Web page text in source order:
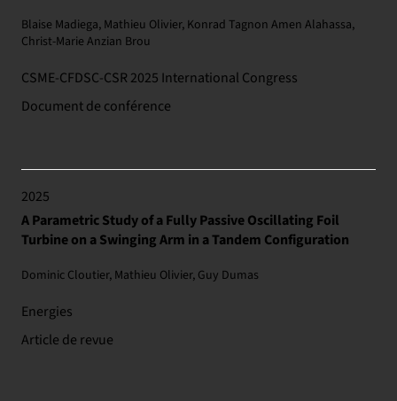
Blaise Madiega, Mathieu Olivier, Konrad Tagnon Amen Alahassa,
Christ-Marie Anzian Brou
CSME-CFDSC-CSR 2025 International Congress
Document de conférence
2025
A Parametric Study of a Fully Passive Oscillating Foil
Turbine on a Swinging Arm in a Tandem Configuration
Dominic Cloutier, Mathieu Olivier, Guy Dumas
Energies
Article de revue